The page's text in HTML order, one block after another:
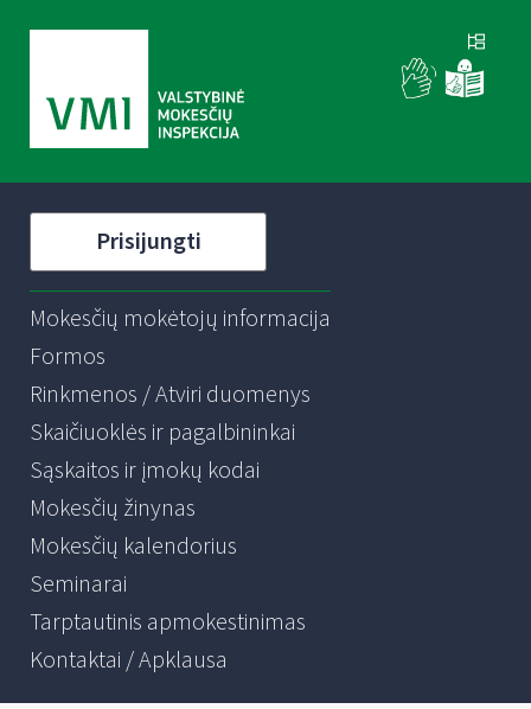
Prisijungti
Mokesčių mokėtojų informacija
Formos
Rinkmenos / Atviri duomenys
Skaičiuoklės ir pagalbininkai
Sąskaitos ir įmokų kodai
Mokesčių žinynas
Mokesčių kalendorius
Seminarai
Tarptautinis apmokestinimas
Kontaktai / Apklausa